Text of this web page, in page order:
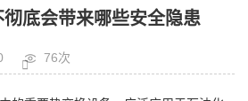
底会带来哪些安全隐患
76次